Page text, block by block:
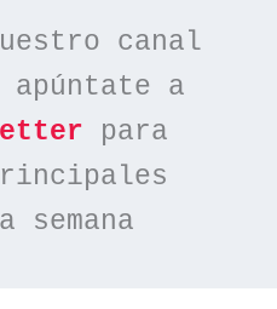
canal
apúntate a
para